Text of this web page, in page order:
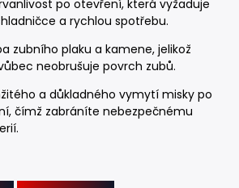
po otevření, která vyžaduje
a rychlou spotřebu.
zubního plaku a kamene, jelikož
neobrušuje povrch zubů.
a důkladného vymytí misky po
čímž zabráníte nebezpečnému